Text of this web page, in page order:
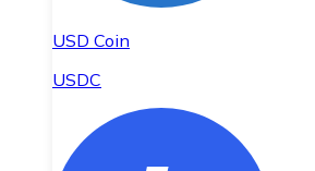
USD Coin
USDC